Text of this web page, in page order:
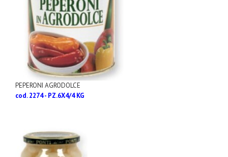
PEPERONI AGRODOLCE
cod. 2274 - PZ.6X4/4 KG